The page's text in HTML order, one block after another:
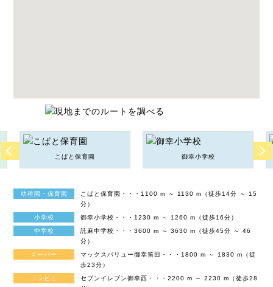
こばと保育園 御幸小学校
幼稚園・保育園
こばと保育園・・・1100 m ～ 1130 m（徒歩14分 ～ 15
分）
小学校
御幸小学校・・・1230 m ～ 1260 m（徒歩16分）
中学校
託麻中学校・・・3600 m ～ 3630 m（徒歩45分 ～ 46
分）
スーパー
マックスバリュー御幸笛田・・・1800 m ～ 1830 m（徒
歩23分）
コンビニ
セブンイレブン御幸西・・・2200 m ～ 2230 m（徒歩28